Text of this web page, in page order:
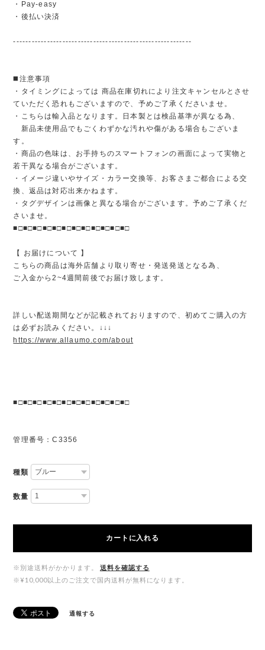
・Pay-easy
・後払い決済
----------------------------------------------------------
◼️注意事項
・タイミングによっては 商品在庫切れにより注文キャンセルとさせ
ていただく恐れもございますので、予めご了承くださいませ。
・こちらは輸入品となります。日本製とは検品基準が異なる為、
新品未使用品でもごくわずかな汚れや傷がある場合もございま
す。
・商品の色味は、お手持ちのスマートフォンの画面によって実物と
若干異なる場合がございます。
・イメージ違いやサイズ・カラー交換等、お客さまご都合による交
換、返品は対応出来かねます。
・タグデザインは画像と異なる場合がございます。予めご了承くだ
さいませ。
■□■□■□■□■□■□■□■□■□■□■□■□
【 お届けについて 】
こちらの商品は海外店舗より取り寄せ・発送発送となる為、
ご入金から2~4週間前後でお届け致します。
詳しい配送期間などが記載されておりますので、初めてご購入の方
は必ずお読みください。↓↓↓
https://www.allaumo.com/about
■□■□■□■□■□■□■□■□■□■□■□■□
管理番号：C3356
種類
数量
カートに入れる
※別途送料がかかります。
送料を確認する
※¥10,000以上のご注文で国内送料が無料になります。
通報する